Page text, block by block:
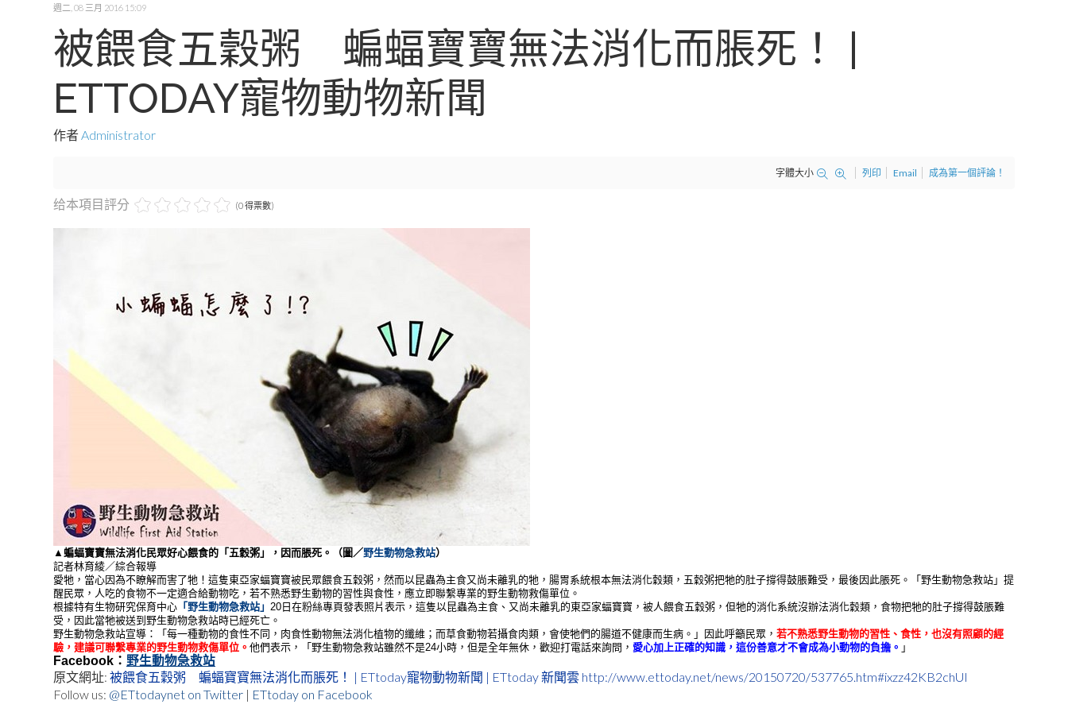
週二, 08 三月 2016 15:09
被餵食五穀粥 蝙蝠寶寶無法消化而脹死！ |
ETTODAY寵物動物新聞
作者 Administrator
字體大小 列印 Email 成為第一個評論！
给本項目評分 (0 得票數)
▲蝙蝠寶寶無法消化民眾好心餵食的「五穀粥」，因而脹死。（圖／野生動物急救站）
記者林育綾／綜合報導
愛牠，當心因為不瞭解而害了牠！這隻東亞家蝠寶寶被民眾餵食五穀粥，然而以昆蟲為主食又尚未離乳的牠，腸胃系統根本無法消化穀類，五穀粥把牠的肚子撐得鼓脹難受，最後因此脹死。「野生動物急救站」提
醒民眾，人吃的食物不一定適合給動物吃，若不熟悉野生動物的習性與食性，應立即聯繫專業的野生動物救傷單位。
根據特有生物研究保育中心 「野生動物急救站」 20日在粉絲專頁發表照片表示，這隻以昆蟲為主食、又尚未離乳的東亞家蝠寶寶，被人餵食五穀粥，但牠的消化系統沒辦法消化穀類，食物把牠的肚子撐得鼓脹難
受，因此當牠被送到野生動物急救站時已經死亡。
野生動物急救站宣導：「每一種動物的食性不同，肉食性動物無法消化植物的纖維；而草食動物若攝食肉類，會使牠們的腸道不健康而生病。」因此呼籲民眾， 若不熟悉野生動物的習性、食性，也沒有照顧的經
驗，建議可聯繫專業的野生動物救傷單位。 他們表示，「野生動物急救站雖然不是24小時，但是全年無休，歡迎打電話來詢問， 愛心加上正確的知識，這份善意才不會成為小動物的負擔。 」
Facebook： 野生動物急救站
原文網址: 被餵食五穀粥 蝙蝠寶寶無法消化而脹死！ | ETtoday寵物動物新聞 | ETtoday 新聞雲 http://www.ettoday.net/news/20150720/537765.htm#ixzz42KB2chUI
Follow us: @ETtodaynet on Twitter | ETtoday on Facebook